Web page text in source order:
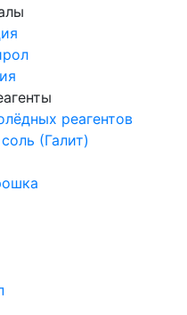
реагентов
(Галит)